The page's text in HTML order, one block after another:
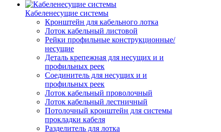
Кабеленесущие системы
Кронштейн для кабельного лотка
Лоток кабельный листовой
Рейки профильные конструкционные/
несущие
Деталь крепежная для несущих и и
профильных реек
Соединитель для несущих и и
профильных реек
Лоток кабельный проволочный
Лоток кабельный лестничный
Потолочный кронштейн для системы
прокладки кабеля
Разделитель для лотка